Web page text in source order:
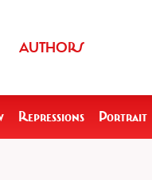
AUTHORS
Repressions Portrait